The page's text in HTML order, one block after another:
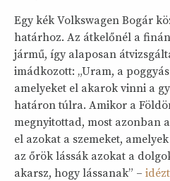
Egy kék Volkswagen Bogár
határhoz. Az átkelőnél a
jármű, így alaposan
imádkozott: „Uram, a
amelyeket el akarok vinni a
határon túlra. Amikor a
megnyitottad, most azonban
el azokat a szemeket,
az őrök lássák azokat a
akarsz, hogy lássanak” –